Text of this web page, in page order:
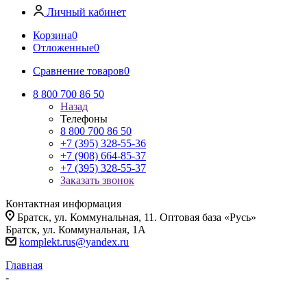
Личный кабинет
Корзина0
Отложенные0
Сравнение товаров0
8 800 700 86 50
Назад
Телефоны
8 800 700 86 50
+7 (395) 328-55-36
+7 (908) 664-85-37
+7 (395) 328-55-37
Заказать звонок
Контактная информация
Братск, ул. Коммунальная, 11. Оптовая база «Русь»
Братск, ул. Коммунальная, 1А
komplekt.rus@yandex.ru
Главная
-